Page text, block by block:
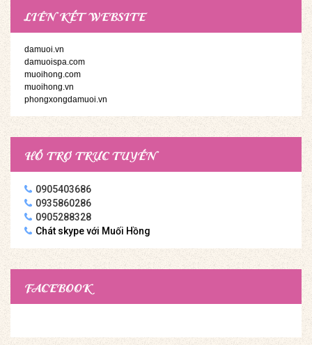
LIÊN KẾT WEBSITE
damuoi.vn
damuoispa.com
muoihong.com
muoihong.vn
phongxongdamuoi.vn
HỖ TRỢ TRỰC TUYẾN
0905403686
0935860286
0905288328
Chát skype với Muối Hồng
FACEBOOK